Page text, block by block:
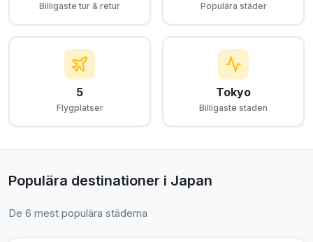
Billigaste tur & retur Populära städer
5
Flygplatser
Tokyo
Billigaste staden
Populära destinationer i Japan
De 6 mest populära städerna